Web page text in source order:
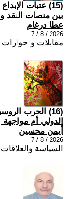
(15) عتبات
بين منصات النقد
عطا درغام
2026 / 8 / 7
مقابلات و حوارات
(16) الحرب
الدولي أم
أيمن محسين
2026 / 8 / 7
السياسة والعلاقات